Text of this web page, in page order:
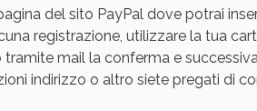
del sito PayPal dove potrai
registrazione, utilizzare la tua
mail la conferma e
indirizzo o altro siete pregati di